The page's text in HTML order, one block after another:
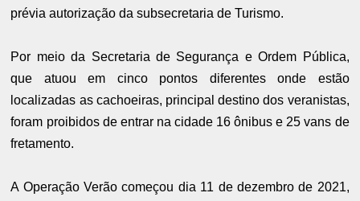
prévia autorização da subsecretaria de Turismo.
Por meio da Secretaria de Segurança e Ordem Pública,
que atuou em cinco pontos diferentes onde estão
localizadas as cachoeiras, principal destino dos veranistas,
foram proibidos de entrar na cidade 16 ônibus e 25 vans de
fretamento.
A Operação Verão começou dia 11 de dezembro de 2021,